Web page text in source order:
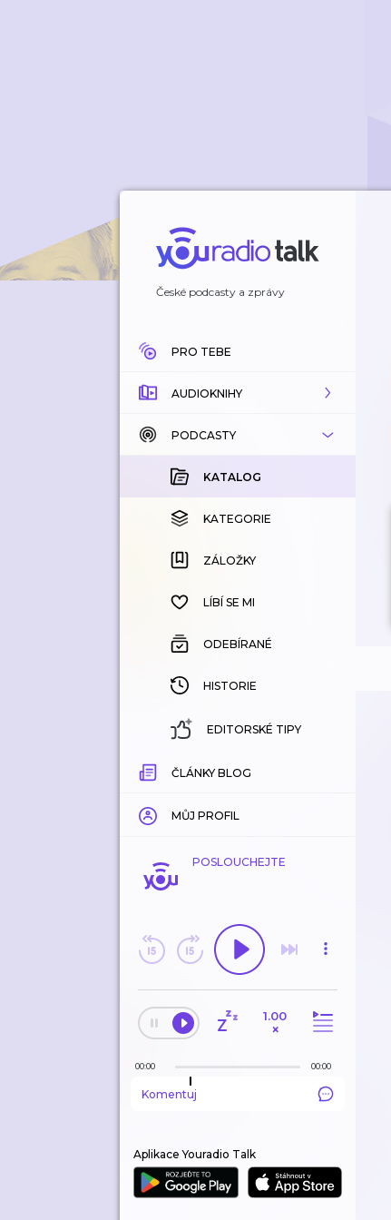
České podcasty a zprávy
PRO TEBE
AUDIOKNIHY
KATALOG
KOUPENÉ
KATEGORIE
ZÁLOŽKY
HISTORIE
PODCASTY
KATALOG
KATEGORIE
ZÁLOŽKY
LÍBÍ SE MI
ODEBÍRANÉ
HISTORIE
EDITORSKÉ TIPY
ČLÁNKY BLOG
MŮJ PROFIL
POSLOUCHEJTE
1.00
×
00:00 00:00
Komentuj
Aplikace Youradio Talk